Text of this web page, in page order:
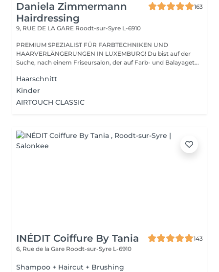
Daniela Zimmermann
Hairdressing
163
9, RUE DE LA GARE Roodt-sur-Syre L-6910
PREMIUM SPEZIALIST FÜR FARBTECHNIKEN UND
HAARVERLÄNGERUNGEN IN LUXEMBURG! Du bist auf der
Suche, nach einem Friseursalon, der auf Farb- und Balayaget...
Haarschnitt
Kinder
AIRTOUCH CLASSIC
INÉDIT Coiffure By Tania
143
6, Rue de la Gare Roodt-sur-Syre L-6910
Shampoo + Haircut + Brushing